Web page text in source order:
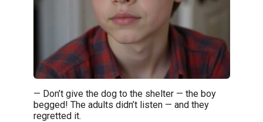
— Don’t give the dog to the shelter — the boy
begged! The adults didn’t listen — and they
regretted it.